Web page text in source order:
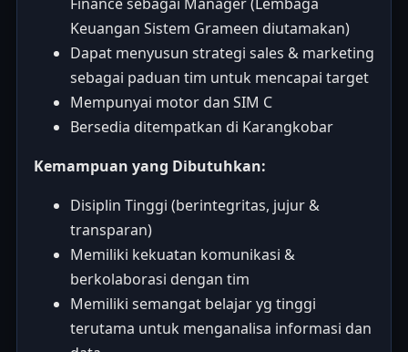
Keuangan Sistem Grameen diutamakan)
Dapat menyusun strategi sales & marketing
sebagai paduan tim untuk mencapai target
Mempunyai motor dan SIM C
Bersedia ditempatkan di Karangkobar
Kemampuan yang Dibutuhkan:
Disiplin Tinggi (berintegritas, jujur &
transparan)
Memiliki kekuatan komunikasi &
berkolaborasi dengan tim
Memiliki semangat belajar yg tinggi
terutama untuk menganalisa informasi dan